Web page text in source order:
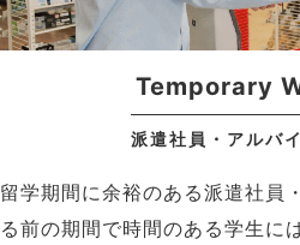
Temporary
派遣社員・アルバ
留学期間に余裕のある派遣社員
る前の期間で時間のある学生に